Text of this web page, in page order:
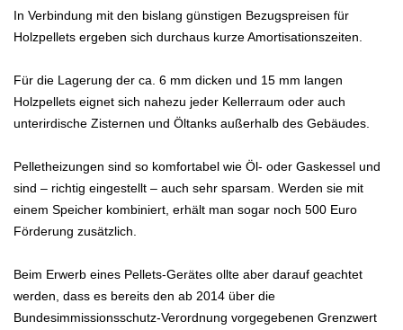
In Verbindung mit den bislang günstigen Bezugspreisen für
Holzpellets ergeben sich durchaus kurze Amortisationszeiten.
Für die Lagerung der ca. 6 mm dicken und 15 mm langen
Holzpellets eignet sich nahezu jeder Kellerraum oder auch
unterirdische Zisternen und Öltanks außerhalb des Gebäudes.
Pelletheizungen sind so komfortabel wie Öl- oder Gaskessel und
sind – richtig eingestellt – auch sehr sparsam. Werden sie mit
einem Speicher kombiniert, erhält man sogar noch 500 Euro
Förderung zusätzlich.
Beim Erwerb eines Pellets-Gerätes ollte aber darauf geachtet
werden, dass es bereits den ab 2014 über die
Bundesimmissionsschutz-Verordnung vorgegebenen Grenzwert